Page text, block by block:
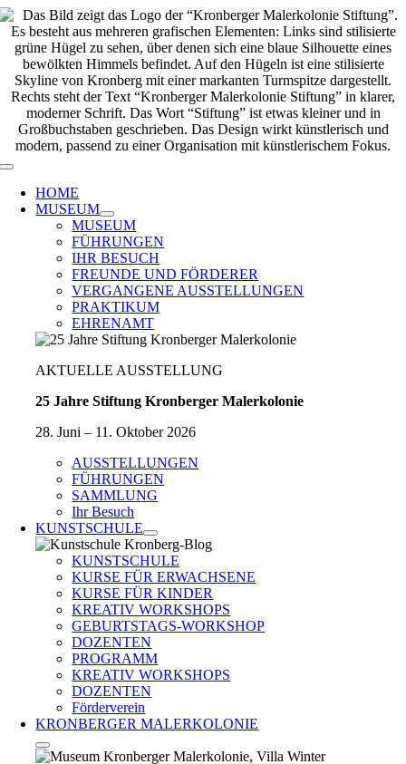
Zum
Inhalt
springen
Toggle
Navigation
HOME
MUSEUM
MUSEUM
FÜHRUNGEN
IHR BESUCH
FREUNDE UND FÖRDERER
VERGANGENE AUSSTELLUNGEN
PRAKTIKUM
EHRENAMT
AKTUELLE AUSSTELLUNG
25 Jahre Stiftung Kronberger Malerkolonie
28. Juni – 11. Oktober 2026
AUSSTELLUNGEN
FÜHRUNGEN
SAMMLUNG
Ihr Besuch
KUNSTSCHULE
KUNSTSCHULE
KURSE FÜR ERWACHSENE
KURSE FÜR KINDER
KREATIV WORKSHOPS
GEBURTSTAGS-WORKSHOP
DOZENTEN
PROGRAMM
KREATIV WORKSHOPS
DOZENTEN
Förderverein
KRONBERGER MALERKOLONIE